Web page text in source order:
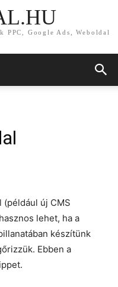
PPC, Google Ads, Weboldal
új CMS
lehet, ha a
készítünk
Ebben a